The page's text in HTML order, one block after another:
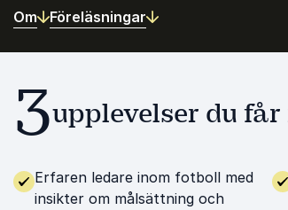
Om Föreläsningar
3upplevelser du
Erfaren ledare inom fotboll med
insikter om målsättning och